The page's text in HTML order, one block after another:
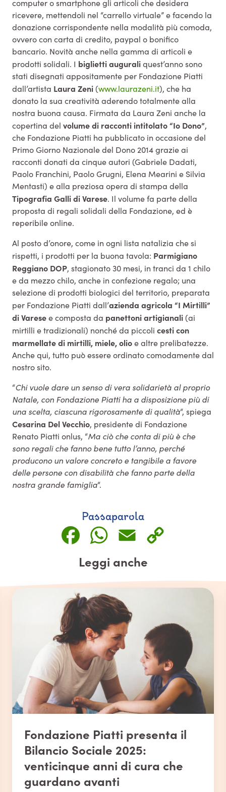
computer o smartphone gli articoli che desidera
ricevere, mettendoli nel “carrello virtuale” e facendo la
donazione corrispondente nella modalità più comoda,
ovvero con carta di credito, paypal o bonifico
bancario. Novità anche nella gamma di articoli e
prodotti solidali. I biglietti auguraliquest’anno sono
stati disegnati appositamente per Fondazione Piatti
dall’artista Laura Zeni(www.laurazeni.it), che ha
donato la sua creatività aderendo totalmente alla
nostra buona causa. Firmata da Laura Zeni anche la
copertina del volume di racconti intitolato “Io Dono”,
che Fondazione Piatti ha pubblicato in occasione del
Primo Giorno Nazionale del Dono 2014 grazie ai
racconti donati da cinque autori (Gabriele Dadati,
Paolo Franchini, Paolo Grugni, Elena Mearini e Silvia
Mentasti) e alla preziosa opera di stampa della
Tipografia Galli di Varese. Il volume fa parte della
proposta di regali solidali della Fondazione, ed è
reperibile online.
Al posto d’onore, come in ogni lista natalizia che si
rispetti, i prodotti per la buona tavola: Parmigiano
Reggiano DOP, stagionato 30 mesi, in tranci da 1 chilo
e da mezzo chilo, anche in confezione regalo; una
selezione di prodotti biologici del territorio, preparata
per Fondazione Piatti dall’azienda agricola “I Mirtilli”
di Varesee composta da panettoni artigianali(ai
mirtilli e tradizionali) nonché da piccoli cesti con
marmellate di mirtilli, miele, olioe altre prelibatezze.
Anche qui, tutto può essere ordinato comodamente dal
nostro sito.
“Chi vuole dare un senso di vera solidarietà al proprio
Natale, con Fondazione Piatti ha a disposizione più di
una scelta, ciascuna rigorosamente di qualità“, spiega
Cesarina Del Vecchio, presidente di Fondazione
Renato Piatti onlus, “Ma ciò che conta di più è che
sono regali che fanno bene tutto l’anno, perché
producono un valore concreto e tangibile a favore
delle persone con disabilità che fanno parte della
nostra grande famiglia“.
Passaparola
Facebook
WhatsApp
Email
Leggi anche
Fondazione Piatti presenta il
Bilancio Sociale 2025:
venticinque anni di cura che
guardano avanti